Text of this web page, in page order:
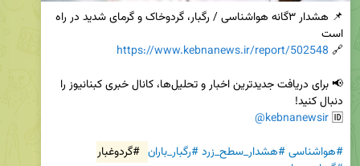
🔗
https://www.kebnanews.ir/report/502548
🆔
@kebnanewsir
#هواشناسی#هشدار_سطح_زرد#رگبار_باران #گردوغبار